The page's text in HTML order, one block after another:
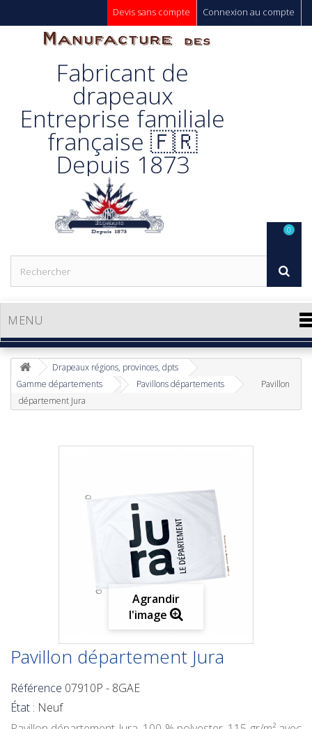
Connexion au compte
Devis sans compte
Manufacture
Des
Drapeaux
Unic s.a.
Fabricant de
drapeaux
Entreprise familiale
française 🇫🇷
Depuis 1873
MENU
0
Drapeaux régions, provinces, dpts
Gamme départements
Pavillons départements
Pavillon
département Jura
Agrandir
l'image
Pavillon département Jura
Référence 07910P - 8GAE
État : Neuf